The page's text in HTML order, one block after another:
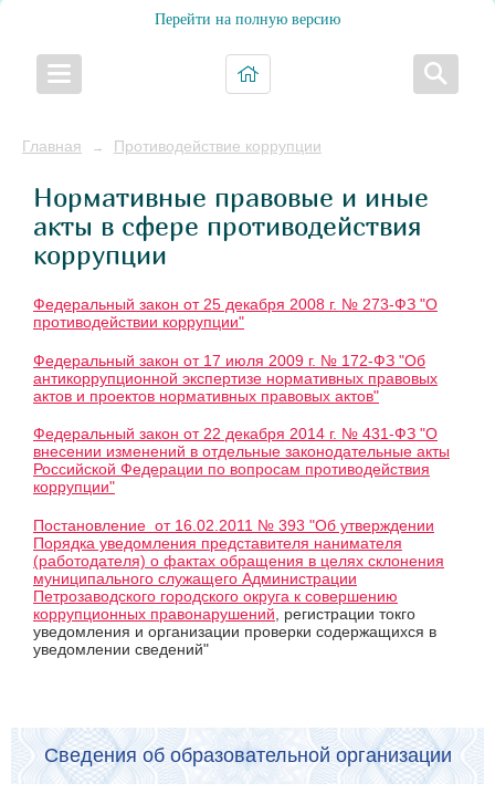
Перейти на полную версию
Главная → Противодействие коррупции
Нормативные правовые и иные
акты в сфере противодействия
коррупции
Федеральный закон от 25 декабря 2008 г. № 273-ФЗ "О
противодействии коррупции"
Федеральный закон от 17 июля 2009 г. № 172-ФЗ "Об
антикоррупционной экспертизе нормативных правовых
актов и проектов нормативных правовых актов"
Федеральный закон от 22 декабря 2014 г. № 431-ФЗ "О
внесении изменений в отдельные законодательные акты
Российской Федерации по вопросам противодействия
коррупции"
Постановление от 16.02.2011 № 393 "Об утверждении
Порядка уведомления представителя нанимателя
(работодателя) о фактах обращения в целях склонения
муниципального служащего Администрации
Петрозаводского городского округа к совершению
коррупционных правонарушений , регистрации токго
уведомления и организации проверки содержащихся в
уведомлении сведений"
Сведения об образовательной организации